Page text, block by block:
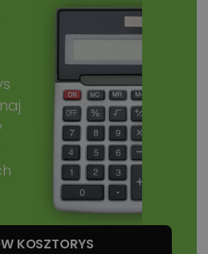
KOSZTORYS